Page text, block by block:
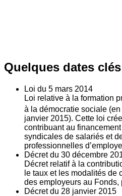
Quelques dates clés
Loi du 5 mars 2014
Loi relative à la formation
à la démocratie sociale
janvier 2015). Cette loi
contribuant au
syndicales de salariés et
professionnelles
Décret du 30 décembre
Décret relatif à la
le taux et les modalités de
des employeurs au Fonds,
Décret du 28 janvier 2015